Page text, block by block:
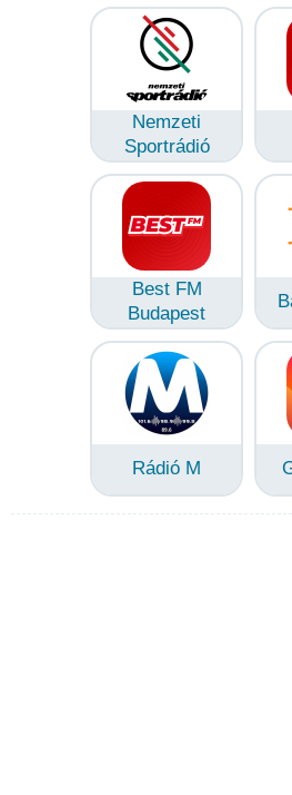
Nemzeti
Sportrádió
Best FM
Budapest
Rádió M